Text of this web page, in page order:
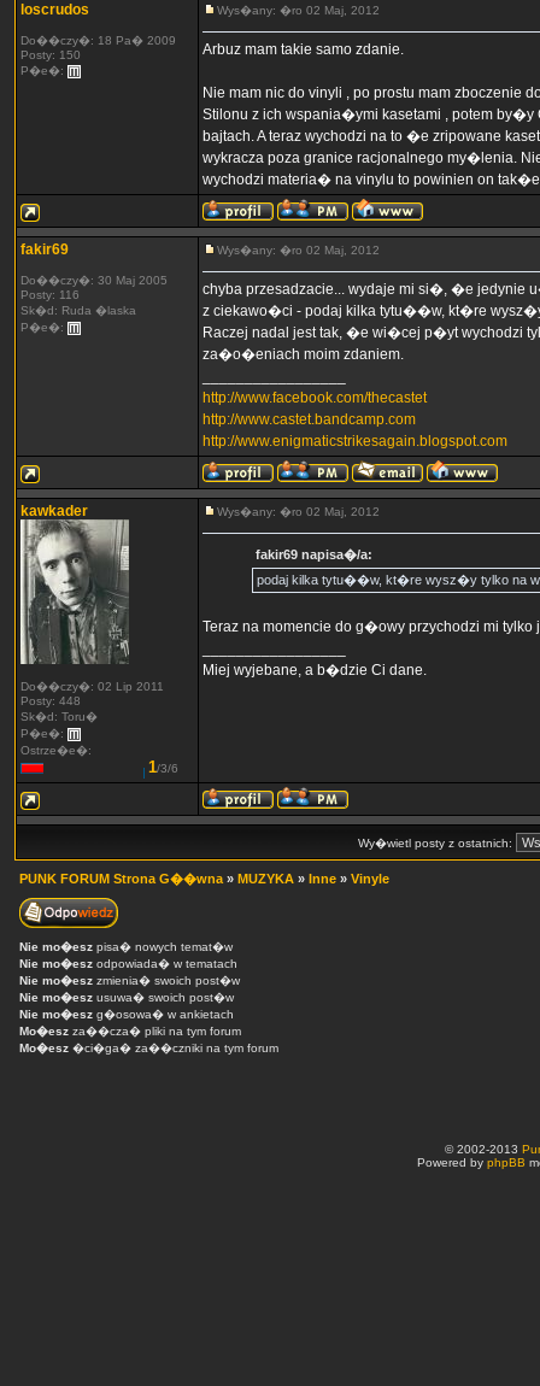
loscrudos
Do��czy�: 18 Pa� 2009
Posty: 150
P�e�:
Wys�any: �ro 02 Maj, 2012
Arbuz mam takie samo zdanie.
Nie mam nic do vinyli , po prostu mam
Stilonu z ich wspania�ymi kasetami , potem
bajtach. A teraz wychodzi na to �e zripowane
wykracza poza granice racjonalnego my�lenia.
wychodzi materia� na vinylu to powinien on
fakir69
Do��czy�: 30 Maj 2005
Posty: 116
Sk�d: Ruda �laska
P�e�:
Wys�any: �ro 02 Maj, 2012
chyba przesadzacie... wydaje mi si�, �e jedynie
z ciekawo�ci - podaj kilka tytu��w, kt�re
Raczej nadal jest tak, �e wi�cej p�yt wychodzi
za�o�eniach moim zdaniem.
http://www.facebook.com/thecastet
http://www.castet.bandcamp.com
http://www.enigmaticstrikesagain.blogspot.com
kawkader
Do��czy�: 02 Lip 2011
Posty: 448
Sk�d: Toru�
P�e�:
Ostrze�e�:
1/3/6
Wys�any: �ro 02 Maj, 2012
fakir69 napisa�/a:
podaj kilka tytu��w, kt�re wysz�y tylko na
Teraz na momencie do g�owy przychodzi mi
Miej wyjebane, a b�dzie Ci dane.
Wy�wietl posty z ostatnich:
PUNK FORUM Strona G��wna » MUZYKA » Inne » Vinyle
Nie mo�esz pisa� nowych temat�w
Nie mo�esz odpowiada� w tematach
Nie mo�esz zmienia� swoich post�w
Nie mo�esz usuwa� swoich post�w
Nie mo�esz g�osowa� w ankietach
Mo�esz za��cza� pliki na tym forum
Mo�esz �ci�ga� za��czniki na tym forum
© 2002-2013
Powered by phpBB